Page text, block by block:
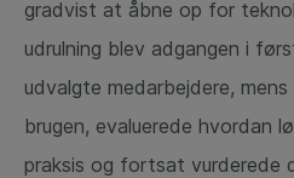
gradvist at åbne op for
udrulning blev adgangen i
udvalgte medarbejdere,
brugen, evaluerede hvordan
praksis og fortsat vurderede